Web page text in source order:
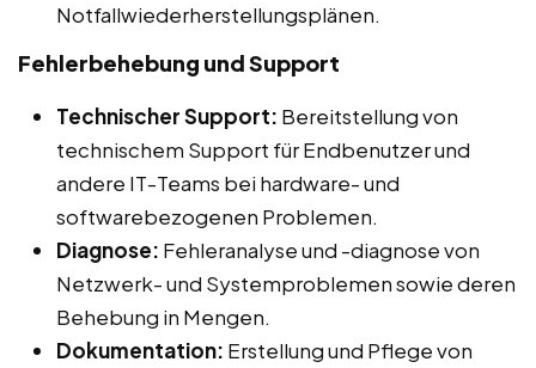
Notfallwiederherstellungsplänen.
Fehlerbehebung und Support
Technischer Support: Bereitstellung von
technischem Support für Endbenutzer und
andere IT-Teams bei hardware- und
softwarebezogenen Problemen.
Diagnose: Fehleranalyse und -diagnose von
Netzwerk- und Systemproblemen sowie deren
Behebung in Mengen.
Dokumentation: Erstellung und Pflege von